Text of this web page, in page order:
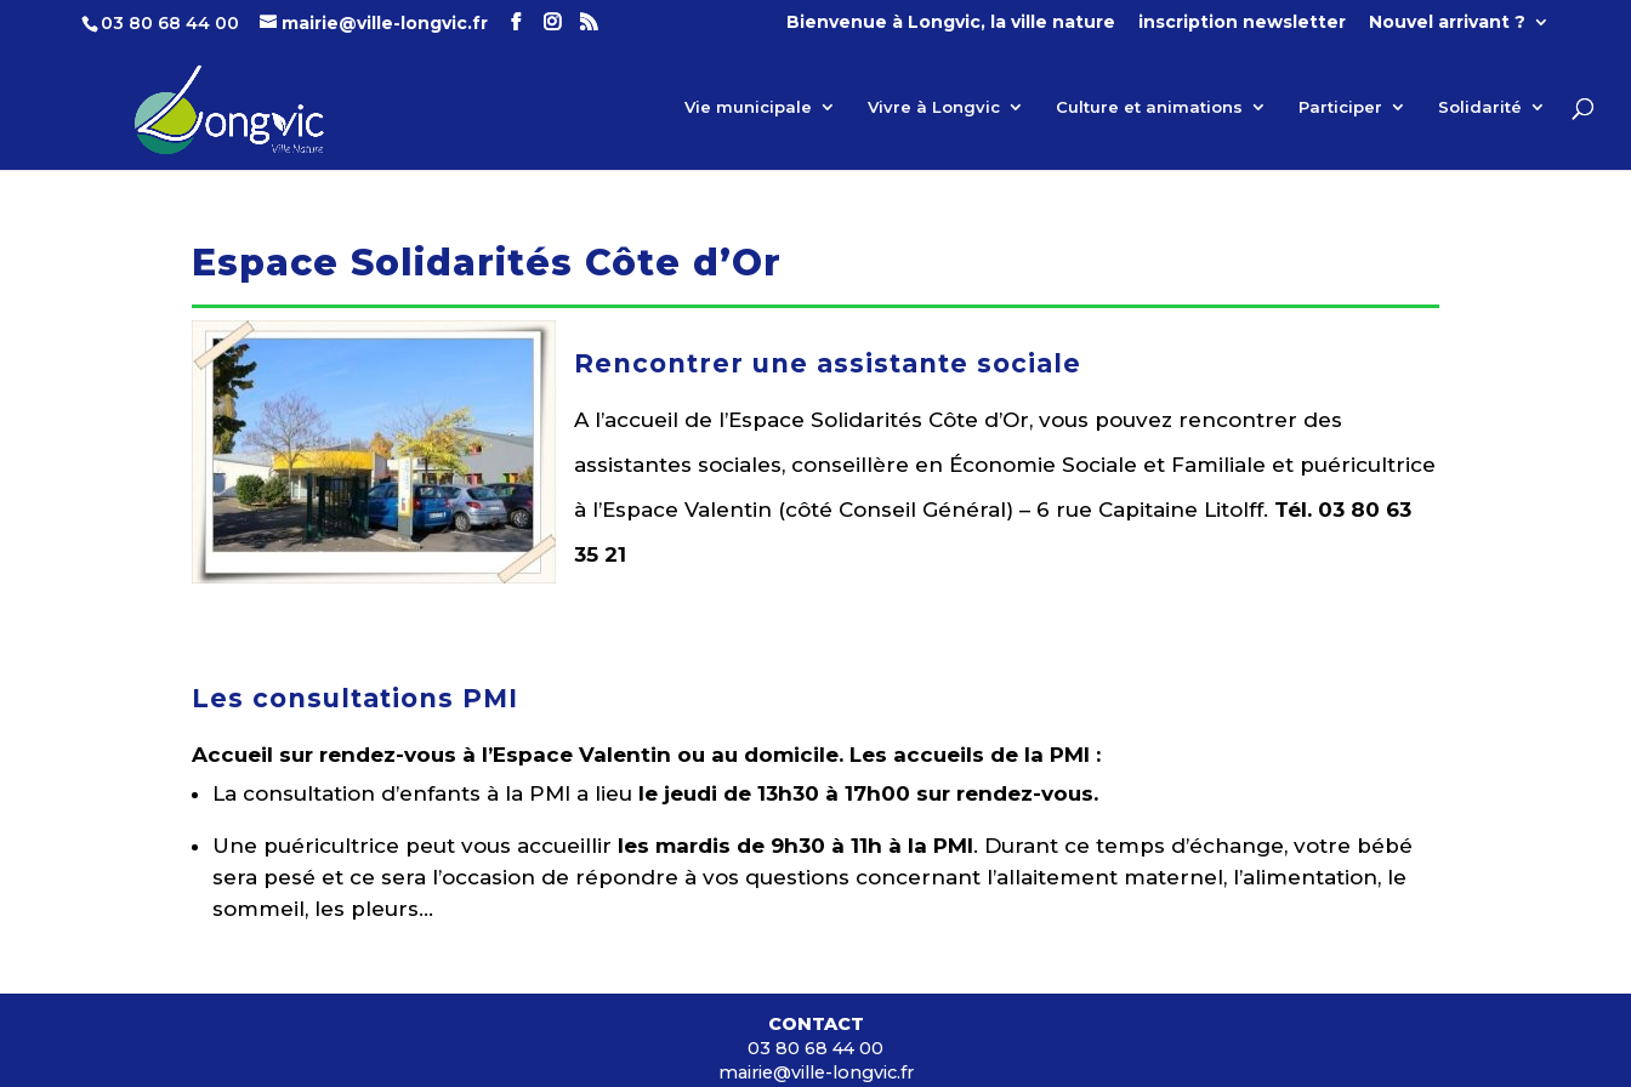
03 80 68 44 00 mairie@ville-longvic.fr Bienvenue à Longvic, la ville nature inscription newsletter Nouvel arrivant ?
Vie municipale Vivre à Longvic Culture et animations Participer Solidarité
Espace Solidarités Côte d’Or
Rencontrer une assistante sociale
A l’accueil de l’Espace Solidarités Côte d’Or, vous pouvez rencontrer des
assistantes sociales, conseillère en Économie Sociale et Familiale et puéricultrice
à l’Espace Valentin (côté Conseil Général) – 6 rue Capitaine Litolff. Tél. 03 80 63
35 21
Les consultations PMI
Accueil sur rendez-vous à l’Espace Valentin ou au domicile. Les accueils de la PMI :
La consultation d’enfants à la PMI a lieu le jeudi de 13h30 à 17h00 sur rendez-vous.
Une puéricultrice peut vous accueillir les mardis de 9h30 à 11h à la PMI. Durant ce temps d’échange, votre bébé
sera pesé et ce sera l’occasion de répondre à vos questions concernant l’allaitement maternel, l’alimentation, le
sommeil, les pleurs…
CONTACT
03 80 68 44 00
mairie@ville-longvic.fr